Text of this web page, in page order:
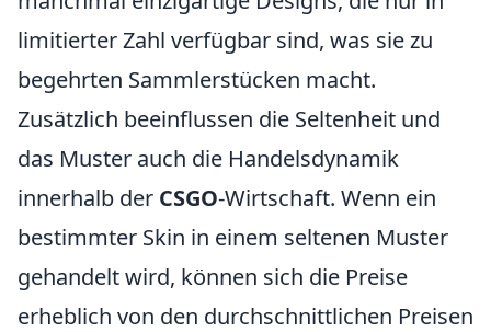
limitierter Zahl verfügbar sind, was sie zu
begehrten Sammlerstücken macht.
Zusätzlich beeinflussen die Seltenheit und
das Muster auch die Handelsdynamik
innerhalb der CSGO-Wirtschaft. Wenn ein
bestimmter Skin in einem seltenen Muster
gehandelt wird, können sich die Preise
erheblich von den durchschnittlichen Preisen